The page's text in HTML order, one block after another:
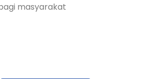
masyarakat